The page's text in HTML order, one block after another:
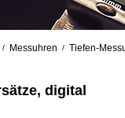
/ Messuhren / Tiefen-
digital